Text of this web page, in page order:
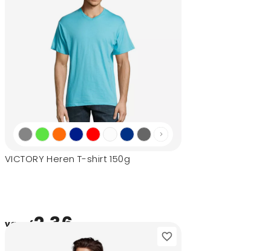
VICTORY Heren T-shirt 150g
vanaf2,36